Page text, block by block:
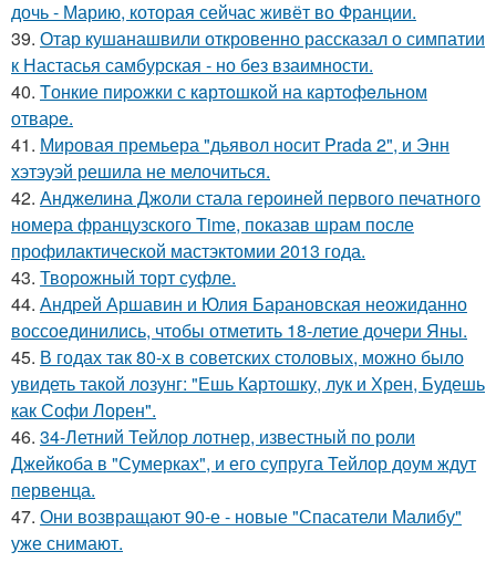
дочь - Марию, которая сейчас живёт во Франции.
39. Отар кушанашвили откровенно рассказал о симпатии
к Настасья самбурская - но без взаимности.
40. Tонкие пиpoжки с кaртoшкoй на картoфeльном
отваpe.
41. Мировая премьера "дьявол носит Prada 2", и Энн
хэтэуэй решила не мелочиться.
42. Анджелина Джоли стала героиней первого печатного
номера французского Time, показав шрам после
профилактической мастэктомии 2013 года.
43. Творожный торт суфле.
44. Андрей Аршавин и Юлия Барановская неожиданно
воссоединились, чтобы отметить 18-летие дочери Яны.
45. В годах так 80-х в советских столовых, можно было
увидеть такой лозунг: "Ешь Картошку, лук и Хрен, Будешь
как Софи Лорен".
46. 34-Летний Тейлор лотнер, известный по роли
Джейкоба в "Сумерках", и его супруга Тейлор доум ждут
первенца.
47. Они возвращают 90-е - новые "Спасатели Малибу"
уже снимают.